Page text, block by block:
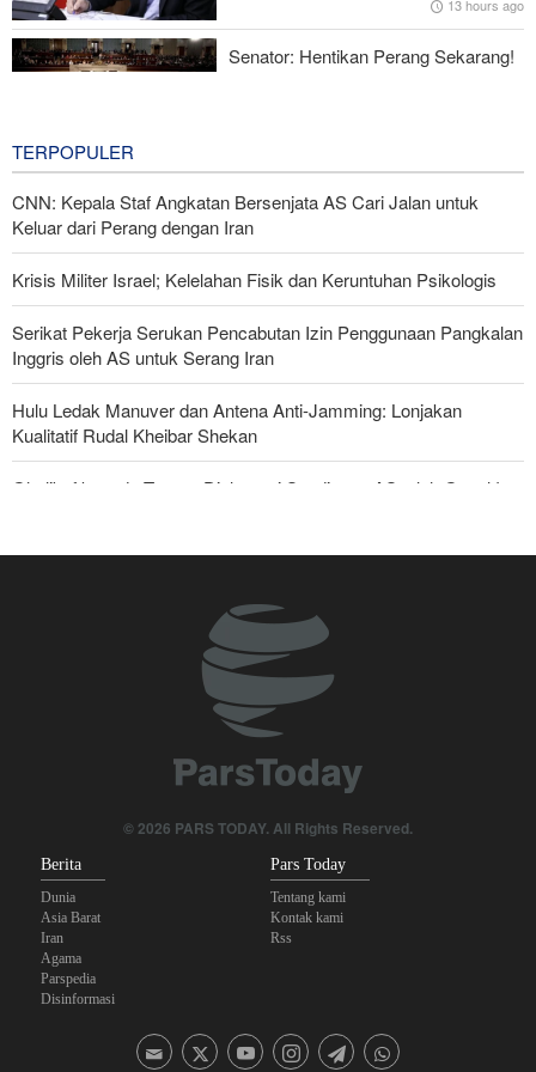
Menhan Pakistan: Persatuan Negara-negara Islam dalam
Melawan Zionis Urgen
13 hours ago
Senator: Hentikan Perang Sekarang!
TERPOPULER
CNN: Kepala Staf Angkatan Bersenjata AS Cari Jalan untuk
Keluar dari Perang dengan Iran
Krisis Militer Israel; Kelelahan Fisik dan Keruntuhan Psikologis
Serikat Pekerja Serukan Pencabutan Izin Penggunaan Pangkalan
Inggris oleh AS untuk Serang Iran
Hulu Ledak Manuver dan Antena Anti-Jamming: Lonjakan
Kualitatif Rudal Kheibar Shekan
Ghalibaf kepada Trump: Diplomasi Sandiwara AS telah Gagal !
dengan Rudal Balistik dan Drone
The Economist: Kesepakatan dengan Iran Opsi Realistis Akhiri
Anggota Kongres AS Khawatirkan Dampak Menipisnya Rudal
Amerika Hadapi Iran© 2026 PARS TODAY. All Rights Reserved.
Berita
Dunia
Asia Barat
Iran
Agama
Parspedia
Disinformasi
Pars Today
Tentang kami
Kontak kami
Rss